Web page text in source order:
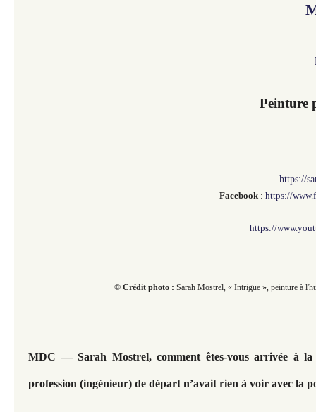
Peinture
https://
Facebook : https://
https://
© Crédit photo : Sarah Mostrel, « Intrigue », peinture à
MDC — Sarah Mostrel, comment êtes-vous arrivée à la
profession (ingénieur) de départ n’avait rien à voir avec la